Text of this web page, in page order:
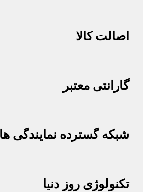
اصالت کالا
گارانتی معتبر
شبکه گسترده نمایندگی ها
تکنولوژی روز دنیا